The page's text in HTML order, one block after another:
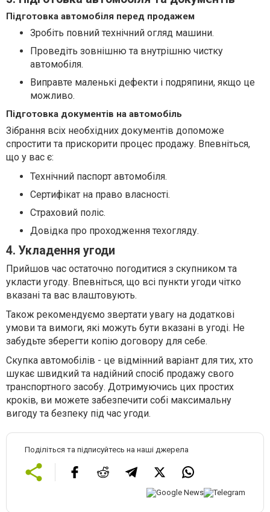
Підготовка автомобіля перед продажем
Зробіть повний технічний огляд машини.
Проведіть зовнішню та внутрішню чистку
автомобіля.
Виправте маленькі дефекти і подряпини, якщо це
можливо.
Підготовка документів на автомобіль
Зібрання всіх необхідних документів допоможе
спростити та прискорити процес продажу. Впевніться,
що у вас є:
Технічний паспорт автомобіля.
Сертифікат на право власності.
Страховий поліс.
Довідка про проходження техогляду.
4. Укладення угоди
Прийшов час остаточно погодитися з скупником та
укласти угоду. Впевніться, що всі пункти угоди чітко
вказані та вас влаштовують.
Також рекомендуємо звертати увагу на додаткові
умови та вимоги, які можуть бути вказані в угоді. Не
забудьте зберегти копію договору для себе.
Скупка автомобілів - це відмінний варіант для тих, хто
шукає швидкий та надійний спосіб продажу свого
транспортного засобу. Дотримуючись цих простих
кроків, ви можете забезпечити собі максимальну
вигоду та безпеку під час угоди.
Поділіться та підписуйтесь на наші джерела